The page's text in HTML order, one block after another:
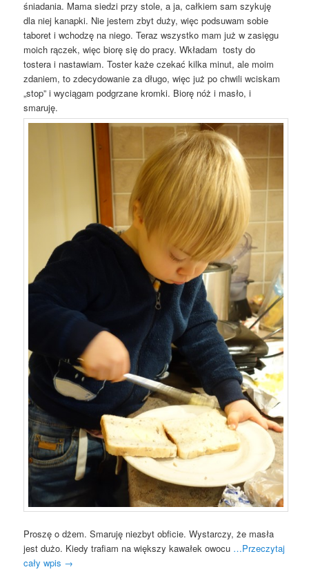
śniadania. Mama siedzi przy stole, a ja, całkiem sam szykuję
dla niej kanapki. Nie jestem zbyt duży, więc podsuwam sobie
taboret i wchodzę na niego. Teraz wszystko mam już w zasięgu
moich rączek, więc biorę się do pracy. Wkładam tosty do
tostera i nastawiam. Toster każe czekać kilka minut, ale moim
zdaniem, to zdecydowanie za długo, więc już po chwili wciskam
„stop” i wyciągam podgrzane kromki. Biorę nóż i masło, i
smaruję.
Proszę o dżem. Smaruję niezbyt obficie. Wystarczy, że masła
jest dużo. Kiedy trafiam na większy kawałek owocu …Przeczytaj
cały wpis →